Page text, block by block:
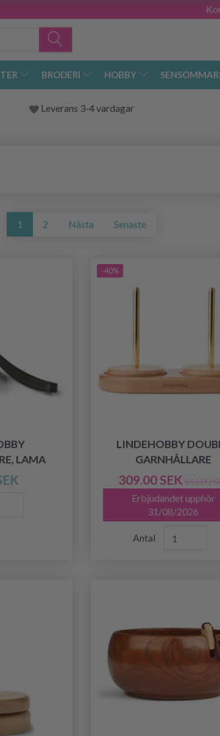
BRODERI HOBBY
Leverans 3-4 vardagar
1 2 Nästa Senaste
LAMA
-40%
LINDEHOBBY
GARNHÅLLARE
309.00 SEK 515.00
Erbjudandet upphör
31/08/2026
Antal